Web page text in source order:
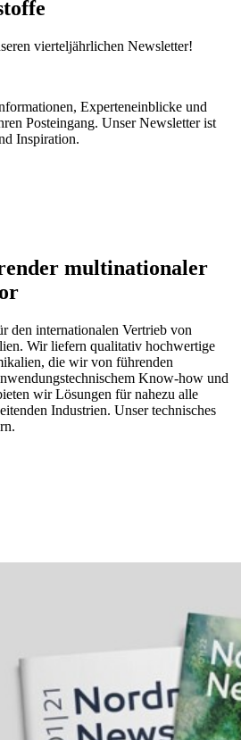
vierteljährlichen Newsletter!
Experteneinblicke und
Posteingang. Unser Newsletter ist
Inspiration.
multinationaler
den internationalen Vertrieb von
Wir liefern qualitativ hochwertige
die wir von führenden
Know-how und
wir Lösungen für nahezu alle
Industrien. Unser technisches